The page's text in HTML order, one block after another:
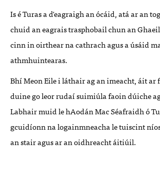
Is é Turas a d'eagraigh an ócáid, atá ar an
chuid an eagrais trasphobail chun an
cinn in oirthear na cathrach agus a úsáid
athmhuintearas.
Bhí Meon Eile i láthair ag an imeacht, áit
duine go leor rudaí suimiúla faoin dúiche
Labhair muid le hAodán Mac Séafraidh ó
gcuidíonn na logainmneacha le tuiscint
an stair agus ar an oidhreacht áitiúil.